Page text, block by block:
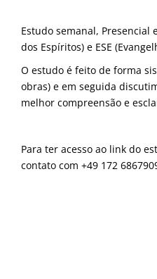
Estudo semanal, Presencial
dos Espíritos) e ESE
O estudo é feito de forma
obras) e em seguida
melhor compreensão e
Para ter acesso ao link do
contato com +49 172